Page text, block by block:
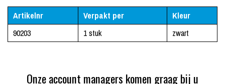
Artikelnr Verpakt per
Kleur
90203
1 stuk zwart
Onze account managers komen graag bij u